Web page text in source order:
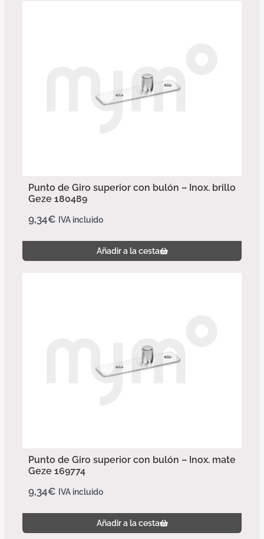
Punto de Giro superior con bulón – Inox. brillo
Geze 180489
9,34€ IVA incluido
Añadir a la cesta
Punto de Giro superior con bulón – Inox. mate
Geze 169774
9,34€ IVA incluido
Añadir a la cesta